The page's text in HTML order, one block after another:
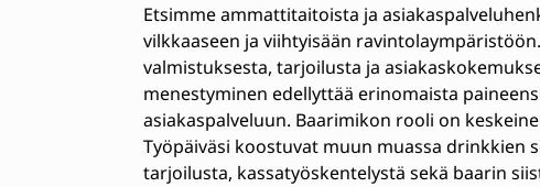
Etsimme ammattitaitoista ja
vilkkaaseen ja viihtyisään
valmistuksesta, tarjoilusta ja
menestyminen edellyttää erinomaista
asiakaspalveluun. Baarimikon rooli on
Työpäiväsi koostuvat muun muassa drinkkien
tarjoilusta, kassatyöskentelystä sekä baarin